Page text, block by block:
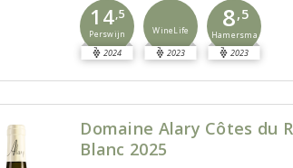
14,5
Perswijn
2024
WineLife
2023
8,5
Hamersma
2023
Domaine Alary Côtes du
Blanc 2025